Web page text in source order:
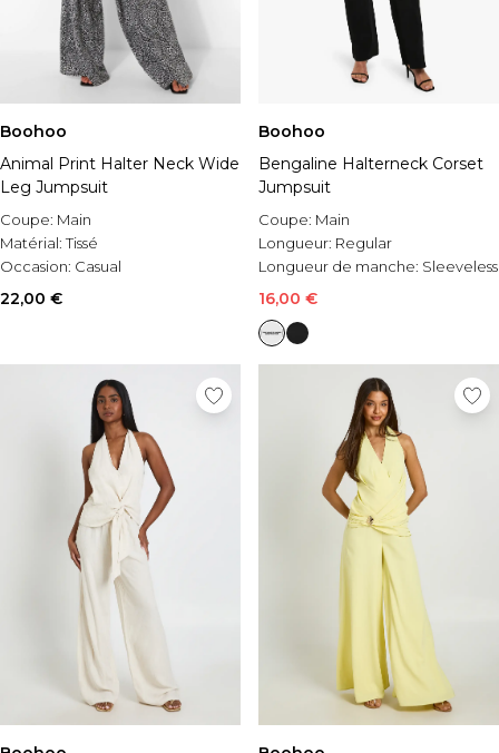
Boohoo
Animal Print Halter Neck Wide
Leg Jumpsuit
Coupe: Main
Matérial:Tissé
Occasion: Casual
22,00 €
Boohoo
Bengaline Halterneck Corset
Jumpsuit
Coupe: Main
Longueur: Regular
Longueur de manche: Sleeveless
16,00 €